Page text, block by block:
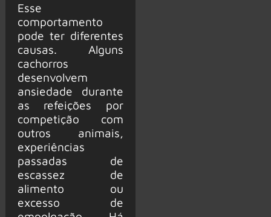
Esse
comportamento
pode ter diferentes
causas. Alguns
cachorros
desenvolvem
ansiedade durante
as refeições por
competição com
outros animais,
experiências
passadas de
escassez de
alimento ou
excesso de